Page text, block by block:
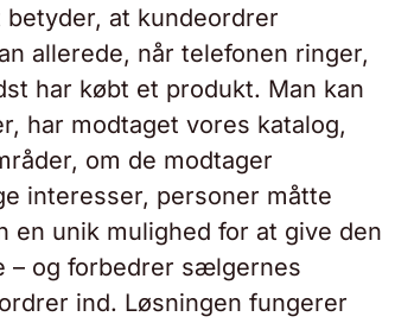
betyder, at kundeordrer
allerede, når telefonen ringer,
har købt et produkt. Man kan
har modtaget vores katalog,
om de modtager
interesser, personer måtte
en unik mulighed for at give den
– og forbedrer sælgernes
ind. Løsningen fungerer